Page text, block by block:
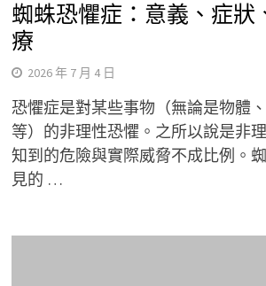
蜘蛛恐懼症：意義、症狀
療
2026 年 7 月 4 日
恐懼症是對某些事物（無論是物體
等）的非理性恐懼。之所以說是非
知到的危險與實際威脅不成比例。
見的 …